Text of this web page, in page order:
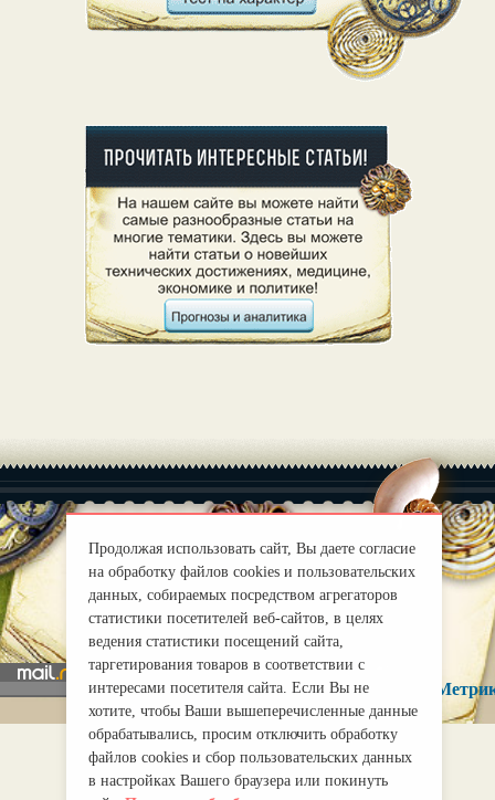
|
mirprognoz@mail.ru
Продолжая использовать сайт, Вы даете согласие
на обработку файлов cookies и пользовательских
данных, собираемых посредством агрегаторов
статистики посетителей веб-сайтов, в целях
ведения статистики посещений сайта,
таргетирования товаров в соответствии с
интересами посетителя сайта. Если Вы не
хотите, чтобы Ваши вышеперечисленные данные
обрабатывались, просим отключить обработку
файлов cookies и сбор пользовательских данных
в настройках Вашего браузера или покинуть